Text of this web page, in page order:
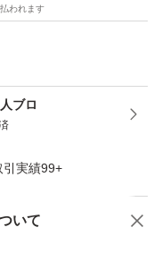
われます
ブロ
引実績99+
いて
商品への質問